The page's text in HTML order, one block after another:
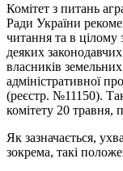
Комітет з питань
Ради України
читання та в цілому
деяких
власників
адміністративної
(реєстр. №11150).
комітету 20
Як зазначається,
зокрема, такі